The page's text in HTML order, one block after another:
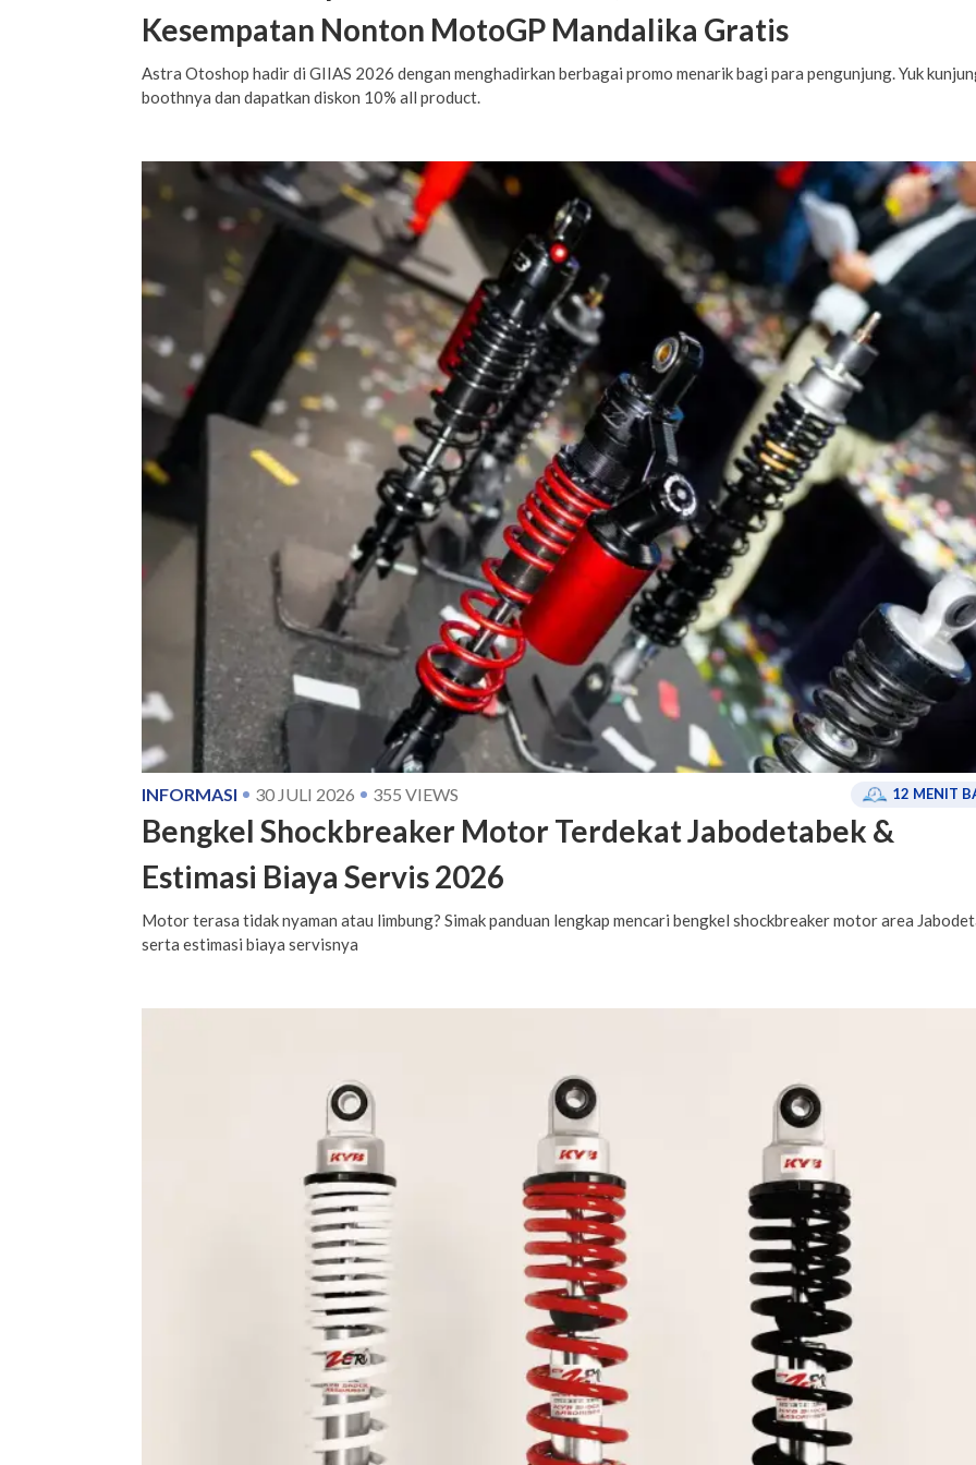
Kesempatan Nonton MotoGP Mandalika Gratis
Astra Otoshop hadir di GIIAS 2026 dengan menghadirkan berbagai promo menarik bagi para pengunjung. Yuk
boothnya dan dapatkan diskon 10% all product.
INFORMASI 30 JULI 2026 355 VIEWS 12 MENIT
Bengkel Shockbreaker Motor Terdekat Jabodetabek &
Estimasi Biaya Servis 2026
Motor terasa tidak nyaman atau limbung? Simak panduan lengkap mencari bengkel shockbreaker motor area
serta estimasi biaya servisnya